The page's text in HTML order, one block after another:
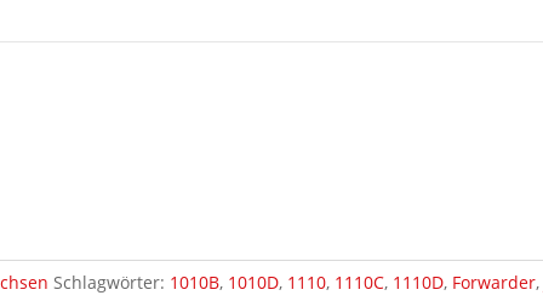
Schlagwörter: 1010B, 1010D, 1110, 1110C, 1110D, Forwarder,